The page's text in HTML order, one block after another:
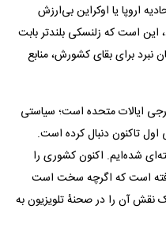
اروپا یا اوکراین بی‌ارزش
این است که زلنسکی بلندتر بابت
نبرد برای بقای کشورش، منابع
ایالات متحده است؛ سیاستی
تاکنون دنبال کرده است.
شده‌ایم. اکنون کشوری را
است که اگرچه سخت است
نقش آن را در صحنهٔ تلویزیون به